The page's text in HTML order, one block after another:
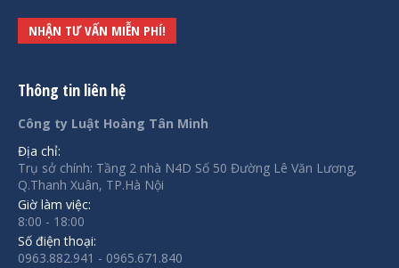
NHẬN TƯ VẤN MIỄN PHÍ!
Thông tin liên hệ
Công ty Luật Hoàng Tân Minh
Địa chỉ:
Trụ sở chính: Tầng 2 nhà N4D Số 50 Đường Lê Văn Lương,
Q.Thanh Xuân, TP.Hà Nội
Giờ làm việc:
8:00 - 18:00
Số điện thoại:
0963.882.941 - 0965.671.840